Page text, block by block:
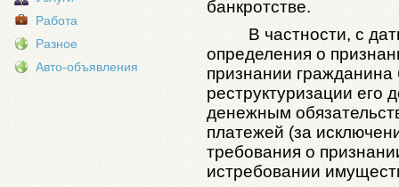
Работа
Разное
Авто-объявления
банкротстве.
В частности, с
определения о
признании
реструктуризации его
денежным
платежей (за
требования о
истребовании